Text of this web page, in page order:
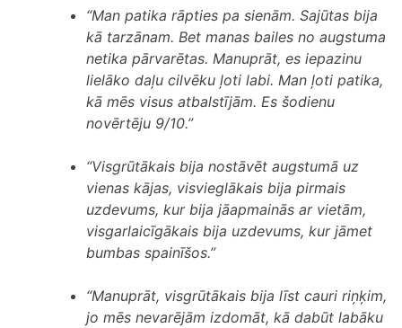
“Man patika rāpties pa sienām. Sajūtas bija
kā tarzānam. Bet manas bailes no augstuma
netika pārvarētas. Manuprāt, es iepazinu
lielāko daļu cilvēku ļoti labi. Man ļoti patika,
kā mēs visus atbalstījām. Es šodienu
novērtēju 9/10.”
“Visgrūtākais bija nostāvēt augstumā uz
vienas kājas, visvieglākais bija pirmais
uzdevums, kur bija jāapmainās ar vietām,
visgarlaicīgākais bija uzdevums, kur jāmet
bumbas spainīšos.”
“Manuprāt, visgrūtākais bija līst cauri riņķim,
jo mēs nevarējām izdomāt, kā dabūt labāku